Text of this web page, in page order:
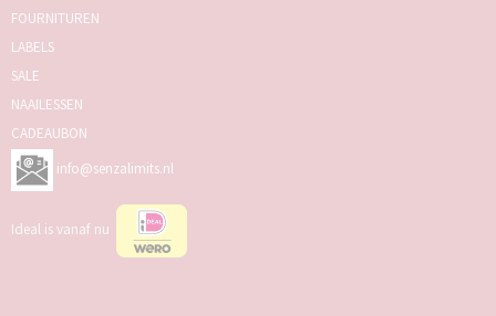
FOURNITUREN
LABELS
SALE
NAAILESSEN
CADEAUBON
info@senzalimits.nl
Ideal is vanaf nu